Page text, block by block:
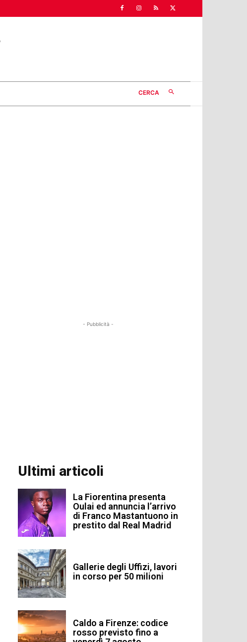
CERCA
- Pubblicità -
Ultimi articoli
La Fiorentina presenta
Oulai ed annuncia l’arrivo
di Franco Mastantuono in
prestito dal Real Madrid
Gallerie degli Uffizi, lavori
in corso per 50 milioni
Caldo a Firenze: codice
rosso previsto fino a